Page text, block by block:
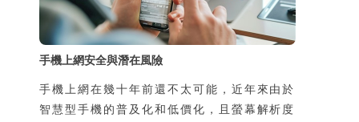
手機上網安全與潛在風險
手機上網在幾十年前還不太可能，近年來由於
智慧型手機的普及化和低價化，且螢幕解析度